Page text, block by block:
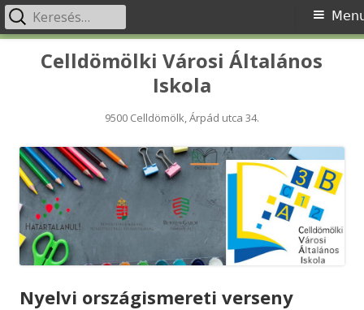
Celldömölki Városi Általános
Iskola
9500 Celldömölk, Árpád utca 34.
Primary
Menu
Keresés:
Nyelvi országismereti verseny